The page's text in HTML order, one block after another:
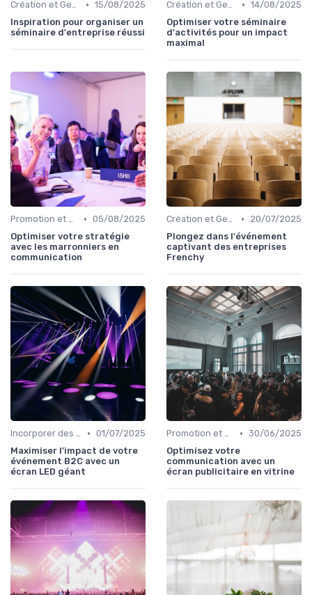
Création et Gestion d'un Événement B2C • 15/08/2025
Inspiration pour organiser un
séminaire d'entreprise réussi
Création et Gestion d'un Événement B2C • 14/08/2025
Optimiser votre séminaire
d'activités pour un impact
maximal
Promotion et Communication de l'Événement • 05/08/2025
Optimiser votre stratégie
avec les marronniers en
communication
Création et Gestion d'un Événement B2C •
20/07/2025
Plongez dans l'événement
captivant des entreprises
Frenchy
Incorporer des Expériences Innovantes • 01/07/2025
Maximiser l'impact de votre
événement B2C avec un
écran LED géant
Promotion et Communication de l'Événement • 30/06/2025
Optimisez votre
communication avec un
écran publicitaire en vitrine